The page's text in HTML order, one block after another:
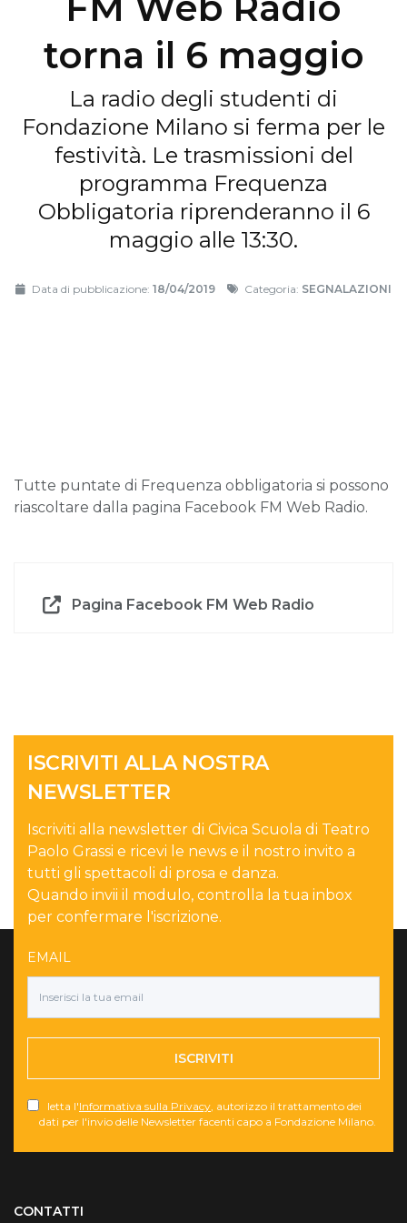
torna il 6 maggio
La radio degli studenti di
Fondazione Milano si ferma per le
festività. Le trasmissioni del
programma Frequenza
Obbligatoria riprenderanno il 6
maggio alle 13:30.
Data di pubblicazione: 18/04/2019 Categoria: SEGNALAZIONI
Tutte puntate di Frequenza obbligatoria si possono
riascoltare dalla pagina Facebook FM Web Radio.
Pagina Facebook FM Web Radio
ISCRIVITI ALLA NOSTRA
NEWSLETTER
Iscriviti alla newsletter di Civica Scuola di Teatro
Paolo Grassi e ricevi le news e il nostro invito a
tutti gli spettacoli di prosa e danza.
Quando invii il modulo, controlla la tua inbox
per confermare l'iscrizione.
EMAIL
ISCRIVITI
letta l'Informativa sulla Privacy , autorizzo il trattamento dei
dati per l'invio delle Newsletter facenti capo a Fondazione Milano.
CONTATTI